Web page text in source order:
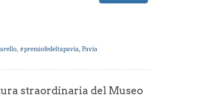
,#premiofedeltapavia,Pavia
straordinaria del Museo